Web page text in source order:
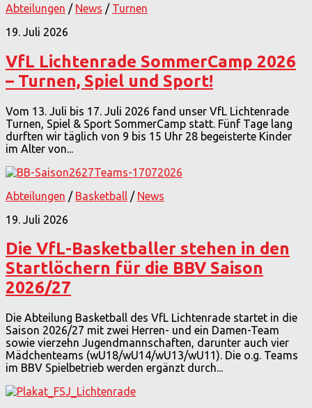
Abteilungen / News / Turnen
19. Juli 2026
VfL Lichtenrade SommerCamp 2026
– Turnen, Spiel und Sport!
Vom 13. Juli bis 17. Juli 2026 fand unser VfL Lichtenrade
Turnen, Spiel & Sport SommerCamp statt. Fünf Tage lang
durften wir täglich von 9 bis 15 Uhr 28 begeisterte Kinder
im Alter von...
Abteilungen / Basketball / News
19. Juli 2026
Die VfL-Basketballer stehen in den
Startlöchern für die BBV Saison
2026/27
Die Abteilung Basketball des VfL Lichtenrade startet in die
Saison 2026/27 mit zwei Herren- und ein Damen-Team
sowie vierzehn Jugendmannschaften, darunter auch vier
Mädchenteams (wU18/wU14/wU13/wU11). Die o.g. Teams
im BBV Spielbetrieb werden ergänzt durch...